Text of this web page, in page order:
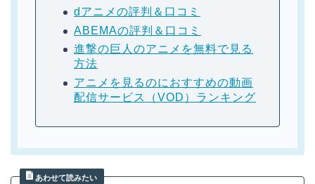
dアニメの評判＆口コミ
ABEMAの評判＆口コミ
進撃の巨人のアニメを無料で見る
方法
アニメを見るのにおすすめの動画
配信サービス（VOD）ランキング